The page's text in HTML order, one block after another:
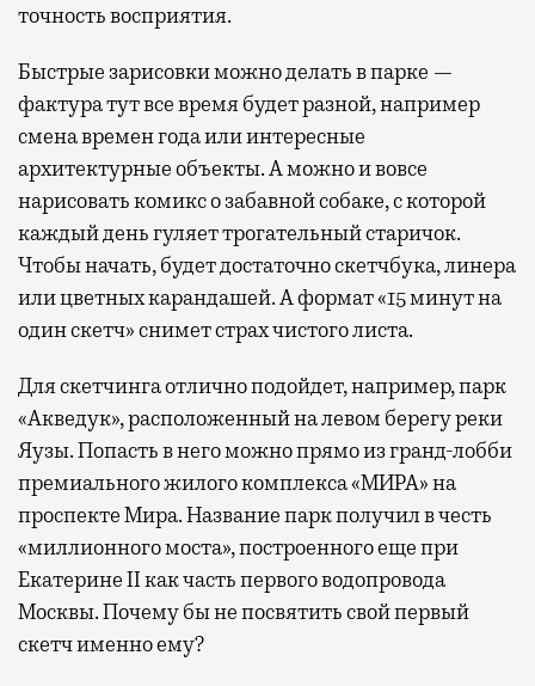
точность восприятия.
Быстрые зарисовки можно делать в парке —
фактура тут все время будет разной, например
смена времен года или интересные
архитектурные объекты. А можно и вовсе
нарисовать комикс о забавной собаке, с которой
каждый день гуляет трогательный старичок.
Чтобы начать, будет достаточно скетчбука, линера
или цветных карандашей. А формат «15 минут на
один скетч» снимет страх чистого листа.
Для скетчинга отлично подойдет, например, парк
«Акведук», расположенный на левом берегу реки
Яузы. Попасть в него можно прямо из гранд-лобби
премиального жилого комплекса «МИРА» на
проспекте Мира. Название парк получил в честь
«миллионного моста», построенного еще при
Екатерине II как часть первого водопровода
Москвы. Почему бы не посвятить свой первый
скетч именно ему?